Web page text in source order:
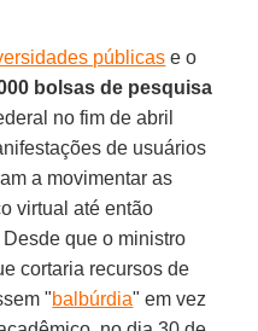
públicas e o
bolsas de pesquisa
no fim de abril
de usuários
a movimentar as
virtual até então
que o ministro
cortaria recursos de
"balbúrdia" em vez